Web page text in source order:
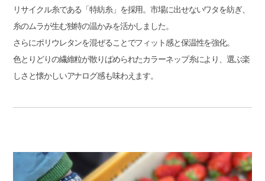
リサイクル糸である「特紡糸」を採用。市場に出せないワタを紡ぎ、
糸のムラが生む独特の温かみを活かしました。
さらにポリウレタンを混ぜることでフィット感と保温性を強化。
色とりどりの繊維粒が散りばめられたカラーネップ糸により、選ぶ楽
しさと懐かしいアナログ感も味わえます。